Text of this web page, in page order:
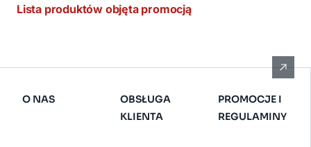
Lista produktów objęta promocją
O NAS
OBSŁUGA
KLIENTA
PROMOCJE I
REGULAMINY